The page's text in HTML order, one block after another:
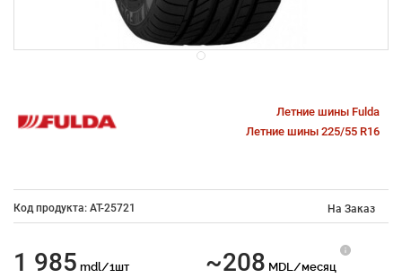
Летние шины Fulda
Летние шины 225/55 R16
Код продукта: AT-25721 На Заказ
1 985 mdl/1шт ~208 MDL/месяц